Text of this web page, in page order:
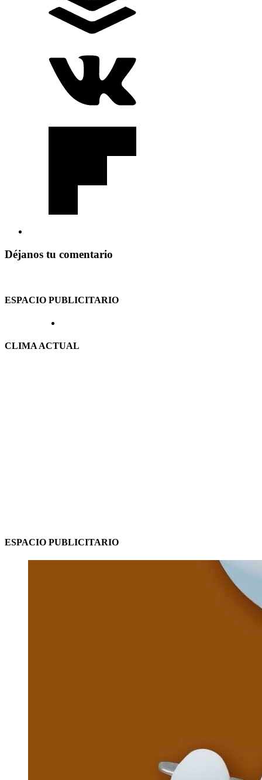
Déjanos tu comentario
ESPACIO PUBLICITARIO
CLIMA ACTUAL
ESPACIO PUBLICITARIO